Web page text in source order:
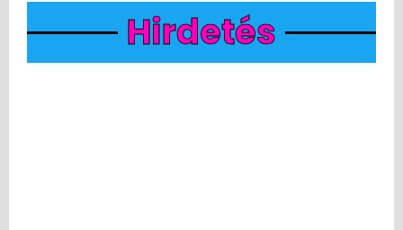
Hirdetés